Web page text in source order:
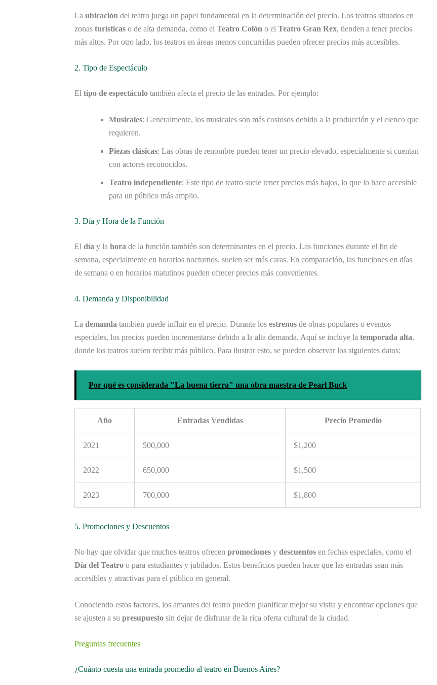
La ubicación del teatro juega un papel fundamental en la determinación del precio. Los teatros situados en
zonas turísticas o de alta demanda, como el Teatro Colón o el Teatro Gran Rex, tienden a tener precios
más altos. Por otro lado, los teatros en áreas menos concurridas pueden ofrecer precios más accesibles.
2. Tipo de Espectáculo
El tipo de espectáculo también afecta el precio de las entradas. Por ejemplo:
Musicales: Generalmente, los musicales son más costosos debido a la producción y el elenco que
requieren.
Piezas clásicas: Las obras de renombre pueden tener un precio elevado, especialmente si cuentan
con actores reconocidos.
Teatro independiente: Este tipo de teatro suele tener precios más bajos, lo que lo hace accesible
para un público más amplio.
3. Día y Hora de la Función
El día y la hora de la función también son determinantes en el precio. Las funciones durante el fin de
semana, especialmente en horarios nocturnos, suelen ser más caras. En comparación, las funciones en días
de semana o en horarios matutinos pueden ofrecer precios más convenientes.
4. Demanda y Disponibilidad
La demanda también puede influir en el precio. Durante los estrenos de obras populares o eventos
especiales, los precios pueden incrementarse debido a la alta demanda. Aquí se incluye la temporada alta,
donde los teatros suelen recibir más público. Para ilustrar esto, se pueden observar los siguientes datos:
Por qué es considerada "La buena tierra" una obra maestra de Pearl Buck
Año Entradas Vendidas Precio Promedio
2021 500,000 $1,200
2022 650,000 $1,500
2023 700,000 $1,800
5. Promociones y Descuentos
No hay que olvidar que muchos teatros ofrecen promociones y descuentos en fechas especiales, como el
Día del Teatro o para estudiantes y jubilados. Estos beneficios pueden hacer que las entradas sean más
accesibles y atractivas para el público en general.
Conociendo estos factores, los amantes del teatro pueden planificar mejor su visita y encontrar opciones que
se ajusten a su presupuesto sin dejar de disfrutar de la rica oferta cultural de la ciudad.
Preguntas frecuentes
¿Cuánto cuesta una entrada promedio al teatro en Buenos Aires?